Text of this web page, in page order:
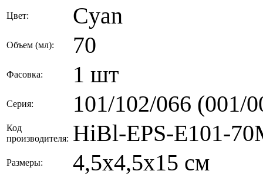
Цвет: Cyan
Объем (мл): 70
Фасовка: 1 шт
Серия: 101/102/066 (001/
Код
производителя: HiBl-EPS-E101-
Размеры:
4,5x4,5x15 см